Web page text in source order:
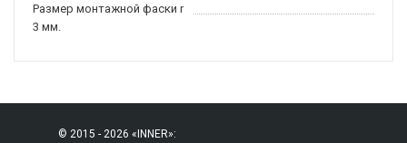
Размер монтажной фаски r
3 мм.
© 2015 - 2026 «INNER»: